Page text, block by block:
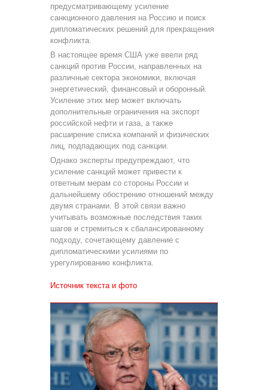
предусматривающему усиление
санкционного давления на Россию и поиск
дипломатических решений для прекращения
конфликта.
В настоящее время США уже ввели ряд
санкций против России, направленных на
различные сектора экономики, включая
энергетический, финансовый и оборонный.
Усиление этих мер может включать
дополнительные ограничения на экспорт
российской нефти и газа, а также
расширение списка компаний и физических
лиц, подпадающих под санкции.
Однако эксперты предупреждают, что
усиление санкций может привести к
ответным мерам со стороны России и
дальнейшему обострению отношений между
двумя странами. В этой связи важно
учитывать возможные последствия таких
шагов и стремиться к сбалансированному
подходу, сочетающему давление с
дипломатическими усилиями по
урегулированию конфликта.
Источник текста и фото